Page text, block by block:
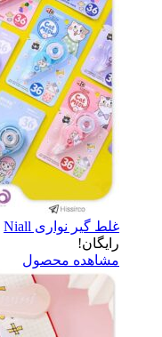
غلط گیر نواری Niall
رایگان!
مشاهده محصول